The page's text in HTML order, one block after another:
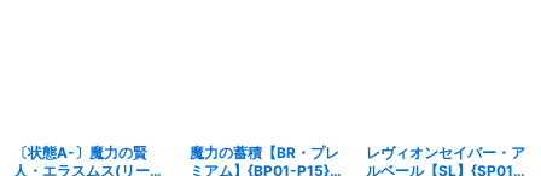
〔状態A-〕魔力の賢
人・エラスムス(リーダ
魔力の蓄積【BR・プレ
ミアム】{BP01-P15}
レヴィオンセイバー・ア
ルベール【SL】{SP01-